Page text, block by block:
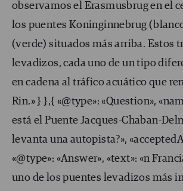
observamos el Erasmusbrug en el
los puentes Koninginnebrug
(verde) situados más arriba. Estos
levadizos, cada uno de un tipo
en cadena al tráfico acuático que
Rin.» } },{ «@type»: «Question»,
está el Puente Jacques-Chaban-
levanta una autopista?»,
«@type»: «Answer», «text»: «n
uno de los puentes levadizos más